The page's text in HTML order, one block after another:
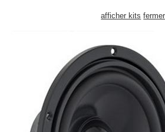
afficher kits fermer